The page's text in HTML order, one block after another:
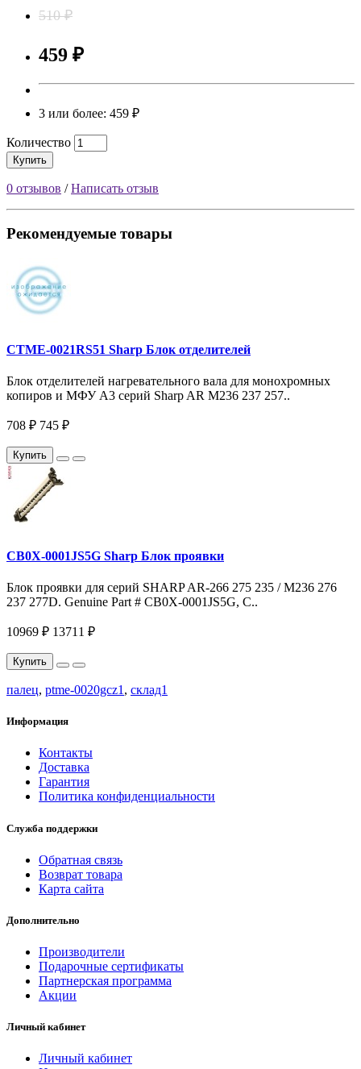
510 ₽
459 ₽
3 или более: 459 ₽
Количество
Купить
0 отзывов /Написать отзыв
Рекомендуемые товары
CTME-0021RS51 Sharp Блок отделителей
Блок отделителей нагревательного вала для монохромных
копиров и МФУ A3 серий Sharp AR M236 237 257..
708 ₽ 745 ₽
Купить
CB0X-0001JS5G Sharp Блок проявки
Блок проявки для серий SHARP AR-266 275 235 / M236 276
237 277D. Genuine Part # CB0X-0001JS5G, C..
10969 ₽ 13711 ₽
Купить
палец, ptme-0020gcz1 , склад1
Информация
Контакты
Доставка
Гарантия
Политика конфиденциальности
Служба поддержки
Обратная связь
Возврат товара
Карта сайта
Дополнительно
Производители
Подарочные сертификаты
Партнерская программа
Акции
Личный кабинет
Личный кабинет